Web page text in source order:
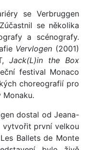
se Verbruggen
se několika
a scénografy.
Vervlogen (2001)
Jack(L)in the Box
festival Monaco
choreografií pro
Monaku.
dostal od Jeana-
vytvořit první velkou
Ballets de Monte